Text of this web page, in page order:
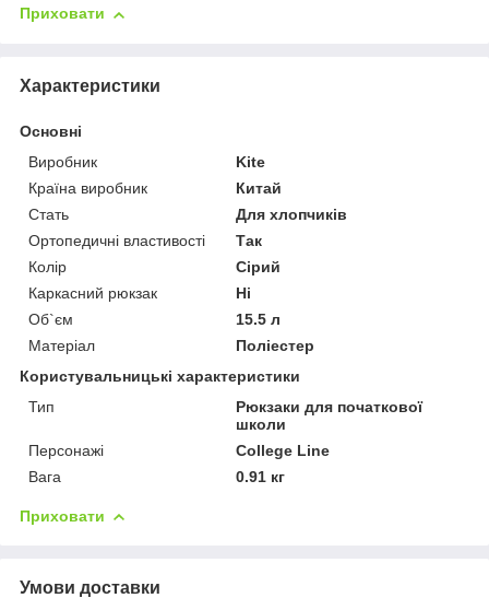
Приховати
Характеристики
Основні
Виробник
Kite
Країна виробник
Китай
Стать
Для хлопчиків
Ортопедичні властивості
Так
Колір
Сірий
Каркасний рюкзак
Ні
Об`єм
15.5 л
Матеріал
Поліестер
Користувальницькі характеристики
Тип
Рюкзаки для початкової
школи
Персонажі
College Line
Вага
0.91 кг
Приховати
Умови доставки